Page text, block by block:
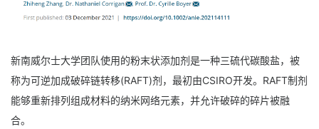
新南威尔士大学团队使用的粉末状添加剂是一种三硫代碳酸盐，被
称为可逆加成破碎链转移(RAFT)剂，最初由CSIRO开发。RAFT制剂
能够重新排列组成材料的纳米网络元素，并允许破碎的碎片被融
合。